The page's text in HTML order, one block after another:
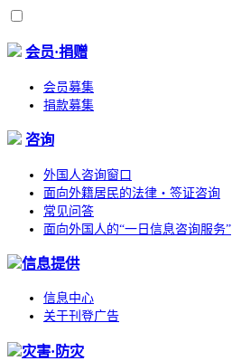
会员·捐赠
会员募集
捐款募集
咨询
外国人咨询窗口
面向外籍居民的法律・签证咨询
常见问答
面向外国人的“一日信息咨询服务”
信息提供
信息中心
关于刊登广告
灾害·防灾